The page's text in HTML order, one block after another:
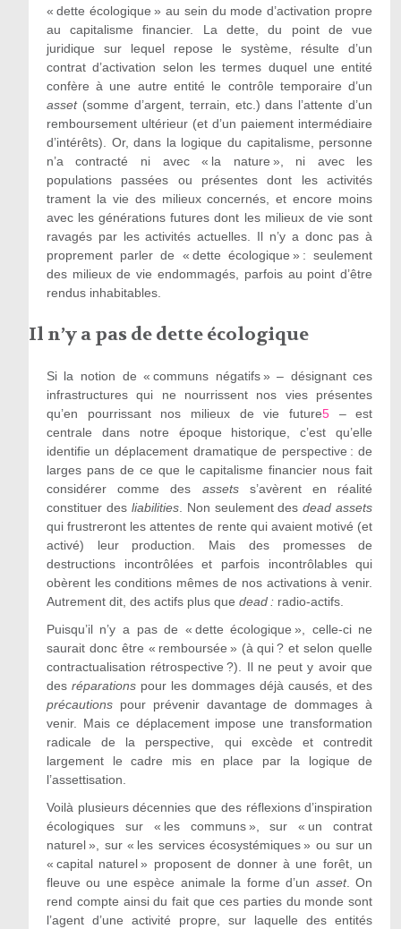
« dette écologique » au sein du mode d’activation propre
au capitalisme financier. La dette, du point de vue
juridique sur lequel repose le système, résulte d’un
contrat d’activation selon les termes duquel une entité
confère à une autre entité le contrôle temporaire d’un
asset(somme d’argent, terrain, etc.) dans l’attente d’un
remboursement ultérieur (et d’un paiement intermédiaire
d’intérêts). Or, dans la logique du capitalisme, personne
n’a contracté ni avec « la nature », ni avec les
populations passées ou présentes dont les activités
trament la vie des milieux concernés, et encore moins
avec les générations futures dont les milieux de vie sont
ravagés par les activités actuelles. Il n’y a donc pas à
proprement parler de « dette écologique » : seulement
des milieux de vie endommagés, parfois au point d’être
rendus inhabitables.
Il n’y a pas de dette écologique
Si la notion de « communs négatifs » – désignant ces
infrastructures qui ne nourrissent nos vies présentes
qu’en pourrissant nos milieux de vie future5– est
centrale dans notre époque historique, c’est qu’elle
identifie un déplacement dramatique de perspective : de
larges pans de ce que le capitalisme financier nous fait
considérer comme des assetss’avèrent en réalité
constituer des liabilities. Non seulement desdead assets
qui frustreront les attentes de rente qui avaient motivé (et
activé) leur production. Mais des promesses de
destructions incontrôlées et parfois incontrôlables qui
obèrent les conditions mêmes de nos activations à venir.
Autrement dit, des actifs plus que dead : radio-actifs.
Puisqu’il n’y a pas de « dette écologique », celle-ci ne
saurait donc être « remboursée » (à qui ? et selon quelle
contractualisation rétrospective ?). Il ne peut y avoir que
des réparationspour les dommages déjà causés, et des
précautionspour prévenir davantage de dommages à
venir. Mais ce déplacement impose une transformation
radicale de la perspective, qui excède et contredit
largement le cadre mis en place par la logique de
l’assettisation.
Voilà plusieurs décennies que des réflexions d’inspiration
écologiques sur « les communs », sur « un contrat
naturel », sur « les services écosystémiques » ou sur un
« capital naturel » proposent de donner à une forêt, un
fleuve ou une espèce animale la forme d’un asset. On
rend compte ainsi du fait que ces parties du monde sont
l’agent d’une activité propre, sur laquelle des entités